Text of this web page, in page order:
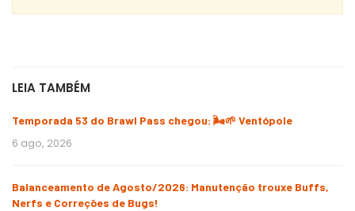
LEIA TAMBÉM
Temporada 53 do Brawl Pass chegou: 🌬️🌱 Ventópole
6 ago, 2026
Balanceamento de Agosto/2026: Manutenção trouxe Buffs,
Nerfs e Correções de Bugs!